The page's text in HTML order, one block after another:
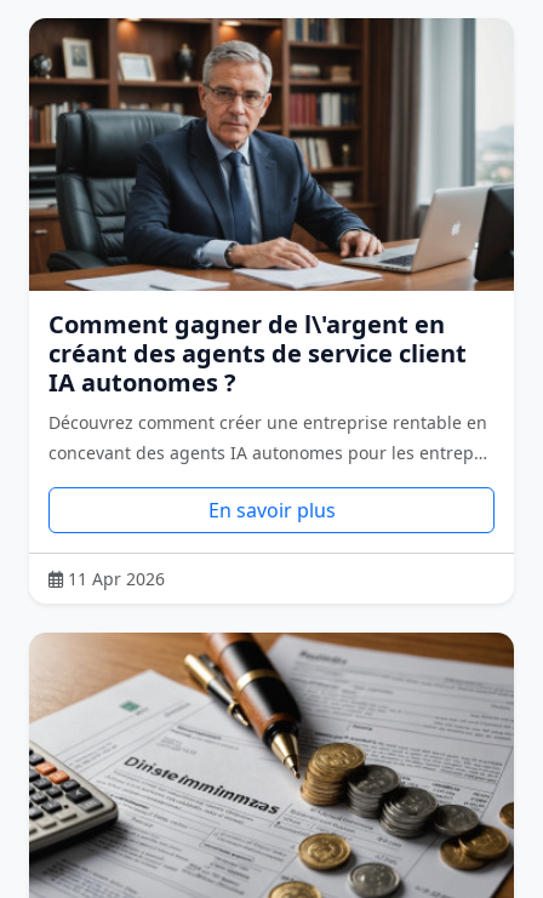
Comment gagner de l\'argent en
créant des agents de service client
IA autonomes ?
Découvrez comment créer une entreprise rentable en
concevant des agents IA autonomes pour les entrep…
En savoir plus
11 Apr 2026